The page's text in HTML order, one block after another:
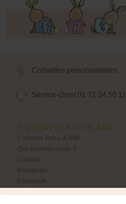
Corbeilles personnalisées
Service-client 01 72 34 50 11
A propos de Rose & Milk
L'univers Rose & Milk
Qui sommes-nous ?
Contact
Instagram
Facebook